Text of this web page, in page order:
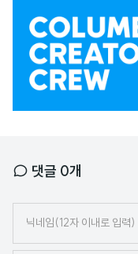
댓글 0개
임